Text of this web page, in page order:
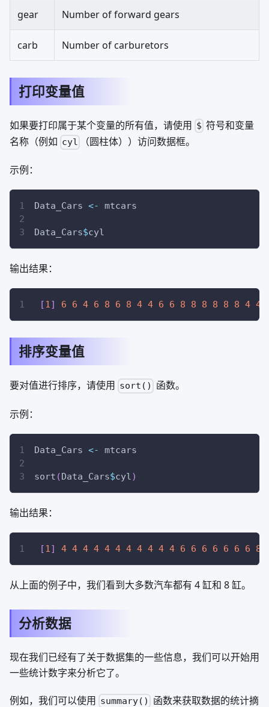
gear Number of forward gears
carb Number of carburetors
打印变量值
如果要打印属于某个变量的所有值，请使用 $ 符号和变量
名称（例如 cyl （圆柱体））访问数据框。
示例：
Data_Cars <- mtcars
Data_Cars$cyl
输出结果：
[1] 6 6 4 6 8 6 8 4 4 6 6 8 8 8 8 8 8 4 4
排序变量值
要对值进行排序，请使用 sort() 函数。
示例：
Data_Cars <- mtcars
sort (Data_Cars$cyl )
输出结果：
[1 ] 4 4 4 4 4 4 4 4 4 4 4 6 6 6 6 6 6 6 8
从上面的例子中，我们看到大多数汽车都有 4 缸和 8 缸。
分析数据
现在我们已经有了关于数据集的一些信息，我们可以开始用
一些统计数字来分析它了。
例如，我们可以使用 summary() 函数来获取数据的统计摘